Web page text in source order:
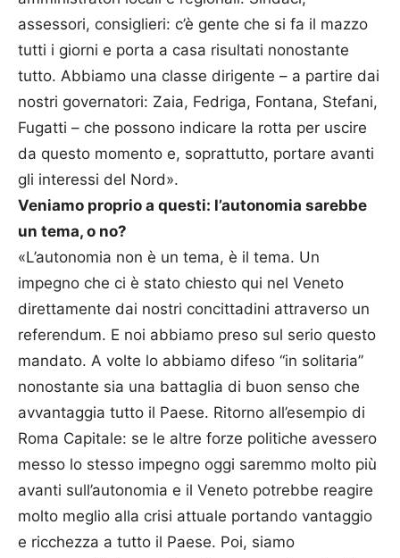
assessori, consiglieri: c’è gente che si fa il mazzo
tutti i giorni e porta a casa risultati nonostante
tutto. Abbiamo una classe dirigente – a partire dai
nostri governatori: Zaia, Fedriga, Fontana, Stefani,
Fugatti – che possono indicare la rotta per uscire
da questo momento e, soprattutto, portare avanti
gli interessi del Nord».
Veniamo proprio a questi: l’autonomia sarebbe
un tema, o no?
«L’autonomia non è un tema, è il tema. Un
impegno che ci è stato chiesto qui nel Veneto
direttamente dai nostri concittadini attraverso un
referendum. E noi abbiamo preso sul serio questo
mandato. A volte lo abbiamo difeso “in solitaria”
nonostante sia una battaglia di buon senso che
avvantaggia tutto il Paese. Ritorno all’esempio di
Roma Capitale: se le altre forze politiche avessero
messo lo stesso impegno oggi saremmo molto più
avanti sull’autonomia e il Veneto potrebbe reagire
molto meglio alla crisi attuale portando vantaggio
e ricchezza a tutto il Paese. Poi, siamo